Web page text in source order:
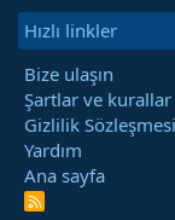
Hızlı linkler
Bize ulaşın
Şartlar ve kurallar
Gizlilik Sözleşmesi
Yardım
Ana sayfa
R